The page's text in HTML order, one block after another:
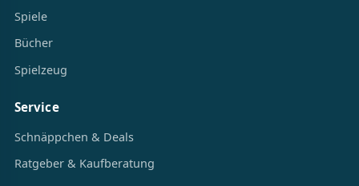
Spiele
Bücher
Spielzeug
Service
Schnäppchen & Deals
Ratgeber & Kaufberatung